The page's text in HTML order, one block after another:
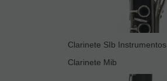
Clarinete SIb Instrumentos
Clarinete Mib